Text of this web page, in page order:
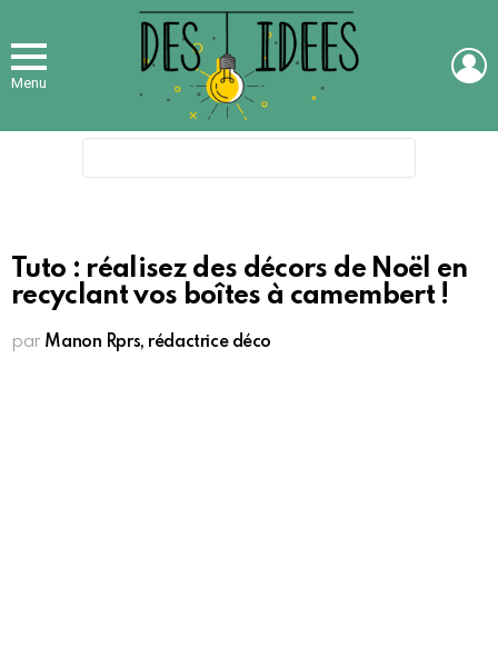
Menu
Tuto : réalisez des décors de Noël en
recyclant vos boîtes à camembert !
par Manon Rprs, rédactrice déco